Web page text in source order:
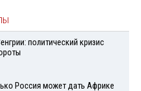
политический кризис
Россия может дать Африке